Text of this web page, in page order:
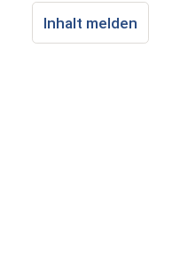
Inhalt melden